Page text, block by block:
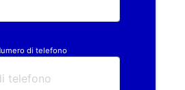
di telefono